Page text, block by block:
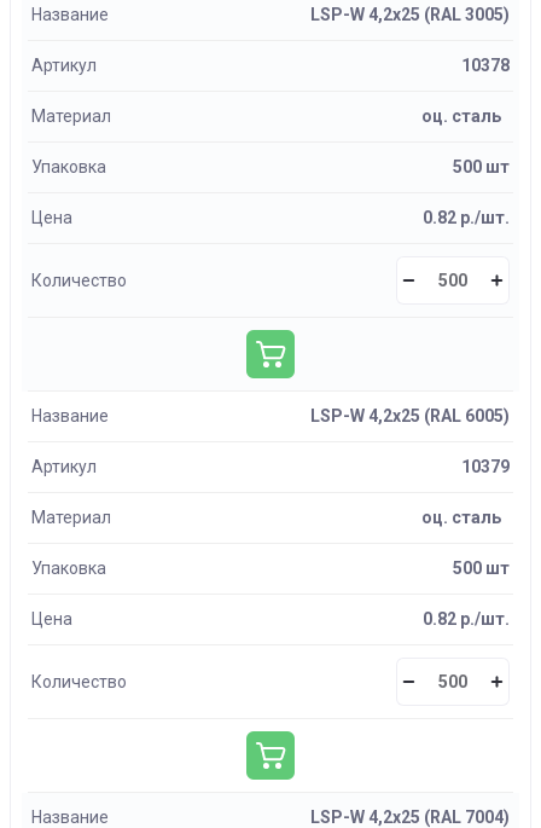
Название LSP-W 4,2х25 (RAL 3005)
Артикул 10378
Материал оц. сталь
Упаковка 500 шт
Цена 0.82 р./шт.
Количество
Название LSP-W 4,2х25 (RAL 6005)
Артикул 10379
Материал оц. сталь
Упаковка 500 шт
Цена 0.82 р./шт.
Количество
Название LSP-W 4,2х25 (RAL 7004)